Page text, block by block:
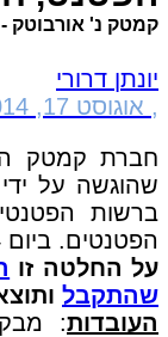
קמטק נ' אורבוטק -
יונתן דרורי
, אוגוסט 17, 2014
חברת קמטק
שהוגשה על
ברשות
הפטנטים. ביום 20.7.2014 ניתנה ההחלטה בתיק.
על החלטה זו
שהתקבל
העובדות: